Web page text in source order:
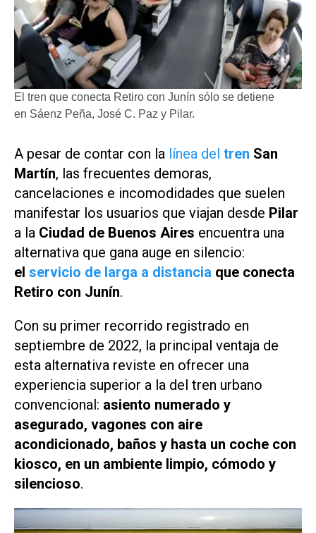
El tren que conecta Retiro con Junín sólo se detiene
en Sáenz Peña, José C. Paz y Pilar.
A pesar de contar con la línea del tren San
Martín, las frecuentes demoras,
cancelaciones e incomodidades que suelen
manifestar los usuarios que viajan desde Pilar
a la Ciudad de Buenos Aires encuentra una
alternativa que gana auge en silencio:
el servicio de larga a distancia que conecta
Retiro con Junín.
Con su primer recorrido registrado en
septiembre de 2022, la principal ventaja de
esta alternativa reviste en ofrecer una
experiencia superior a la del tren urbano
convencional: asiento numerado y
asegurado, vagones con aire
acondicionado, baños y hasta un coche con
kiosco, en un ambiente limpio, cómodo y
silencioso.